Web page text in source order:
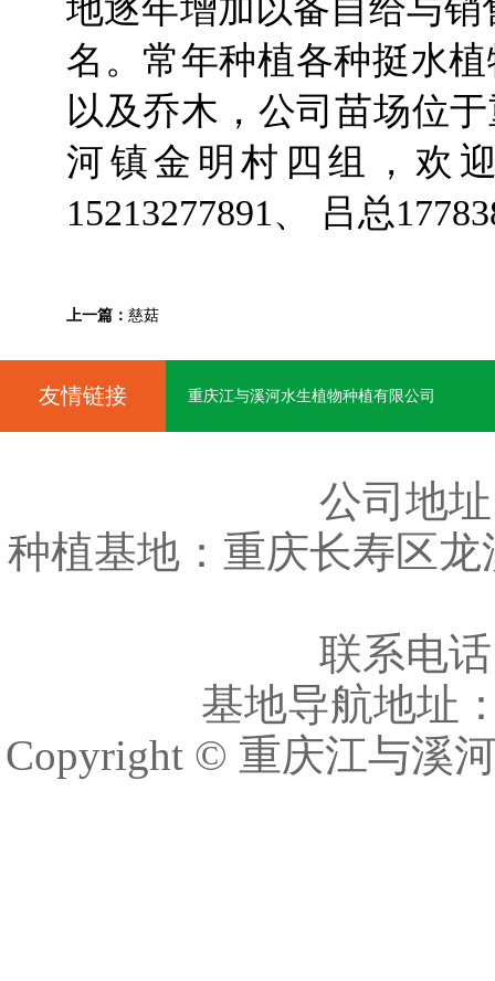
地逐年增加以备自给与
名。常年种植各种挺水
以及乔木，公司苗场位
河镇金明村四组，欢
15213277891、 吕总
上一篇： 慈菇
友情链接 重庆江与溪河水生植物种植有限公司
公司地
种植基地：重庆长寿区
联系电
基地导航地址
Copyright © 重庆江与溪